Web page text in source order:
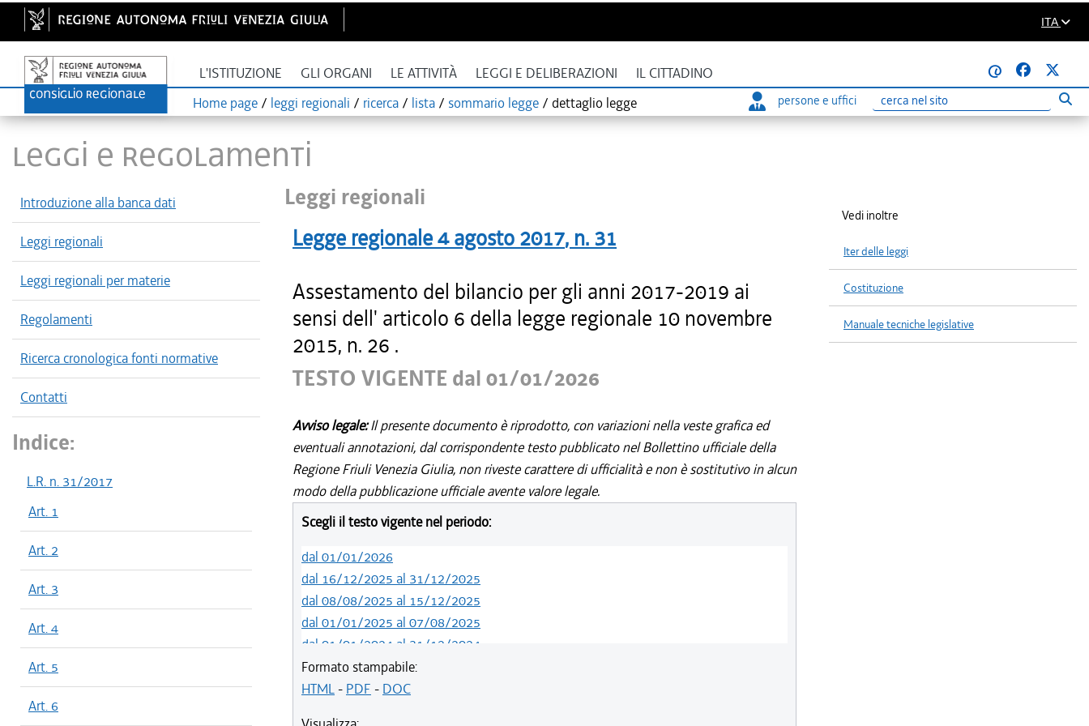
ITA
L'ISTITUZIONE GLI ORGANI LE ATTIVITÀ LEGGI E DELIBERAZIONI IL CITTADINO
@
Home page / leggi regionali / ricerca / lista / sommario legge / dettaglio legge persone e uffici
Ricerca
LEGGI E REGOLAMENTI
Introduzione alla banca dati
Leggi regionali
Leggi regionali per materie
Regolamenti
Ricerca cronologica fonti normative
Contatti
Indice:
L.R. n. 31/2017
Art. 1
Art. 2
Art. 3
Art. 4
Art. 5
Art. 6
Leggi regionali
Legge regionale4 agosto 2017, n. 31
Assestamento del bilancio per gli anni 2017-2019 ai
sensi dell' articolo 6 della legge regionale 10 novembre
2015, n. 26 .
TESTO VIGENTE dal 01/01/2026
Avviso legale:Il presente documento è riprodotto, con variazioni nella veste grafica ed
eventuali annotazioni, dal corrispondente testo pubblicato nel Bollettino ufficiale della
Regione Friuli Venezia Giulia, non riveste carattere di ufficialità e non è sostitutivo in alcun
modo della pubblicazione ufficiale avente valore legale.
Scegli il testo vigente nel periodo:
dal 01/01/2026
dal 16/12/2025 al 31/12/2025
dal 08/08/2025 al 15/12/2025
dal 01/01/2025 al 07/08/2025
dal 01/01/2024 al 31/12/2024
dal 07/03/2023 al 31/12/2023
dal 01/01/2023 al 06/03/2023
Formato stampabile:
HTML- PDF - DOC
Vedi inoltre
Iter delle leggi
Costituzione
Manuale tecniche legislative